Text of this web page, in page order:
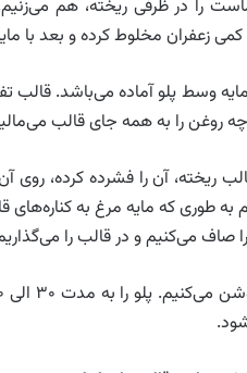
را در ظرفی ریخته، هم
کمی زعفران مخلوط کرده و بعد با
مایه وسط پلو آماده می‌باشد.
چه روغن را به همه جای قالب
قالب ریخته، آن را فشرده کرده،
به طوری که مایه مرغ به کناره‌های
صاف می‌کنیم و در قالب را